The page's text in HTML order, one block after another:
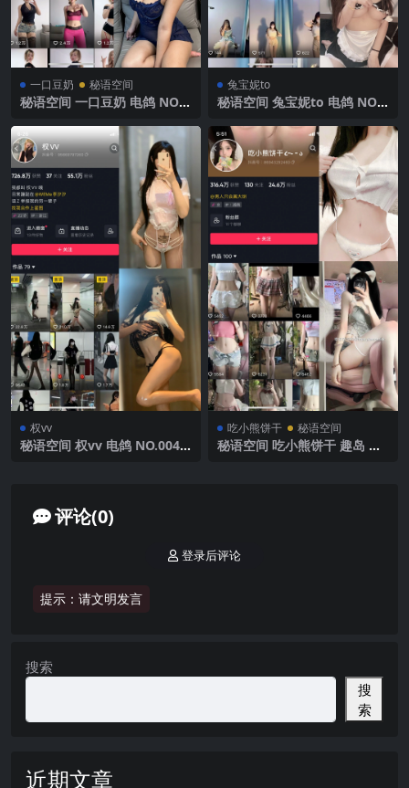
一口豆奶 秘语空间
秘语空间 一口豆奶 电鸽 NO.0
新
兔宝妮to
秘语空间 兔宝妮to 电鸽 NO.0
更新
权vv
秘语空间 权vv 电鸽 NO.004
吃小熊饼干 秘语空间
秘语空间 吃小熊饼干 趣岛 N
评论(0)
提示：请文明发言
登录后评论
搜索
搜
索
近期文章